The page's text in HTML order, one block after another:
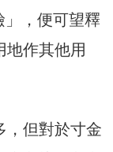
，便可望釋
地作其他用
，但對於寸金